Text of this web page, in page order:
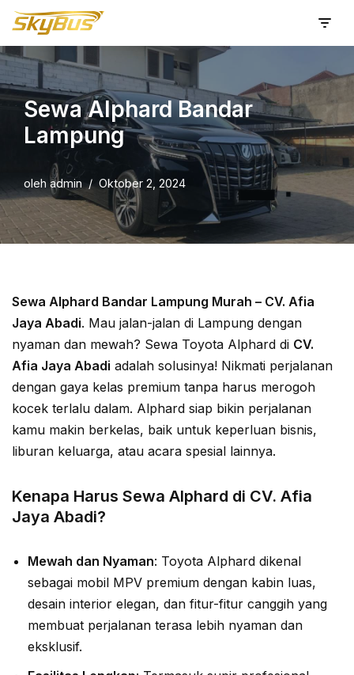
Lompat
ke
konten
Sewa Alphard Bandar
Lampung
oleh admin Oktober 2, 2024
Sewa Alphard Bandar Lampung Murah – CV. Afia
Jaya Abadi. Mau jalan-jalan di Lampung dengan
nyaman dan mewah? Sewa Toyota Alphard di CV.
Afia Jaya Abadi adalah solusinya! Nikmati perjalanan
dengan gaya kelas premium tanpa harus merogoh
kocek terlalu dalam. Alphard siap bikin perjalanan
kamu makin berkelas, baik untuk keperluan bisnis,
liburan keluarga, atau acara spesial lainnya.
Kenapa Harus Sewa Alphard di CV. Afia
Jaya Abadi?
Mewah dan Nyaman: Toyota Alphard dikenal
sebagai mobil MPV premium dengan kabin luas,
desain interior elegan, dan fitur-fitur canggih yang
membuat perjalanan terasa lebih nyaman dan
eksklusif.